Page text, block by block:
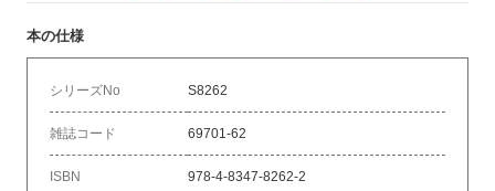
本の仕様
シリーズNo S8262
雑誌コード 69701-62
ISBN 978-4-8347-8262-2